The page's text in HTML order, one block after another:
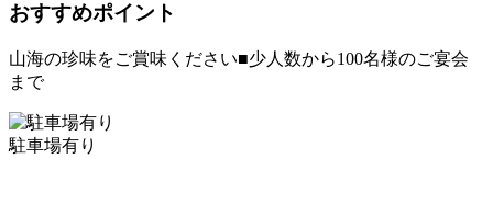
おすすめポイント
山海の珍味をご賞味ください■少人数から100名様のご宴会
まで
駐車場有り